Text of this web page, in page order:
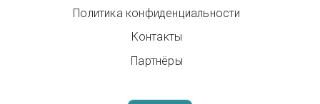
Политика конфиденциальности
Контакты
Партнёры